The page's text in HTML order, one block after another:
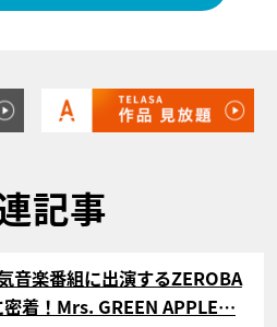
記事
音楽番組に出演するZEROBA
密着！Mrs. GREEN APPLE…